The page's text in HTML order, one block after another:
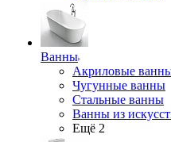
Ванны
Акриловые
Чугунные ванны
Стальные ванны
Ванны из
Ещё 2